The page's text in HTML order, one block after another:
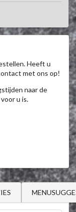
Heeft u
met ons op!
naar de
u is.